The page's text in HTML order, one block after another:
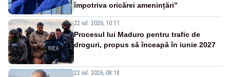
împotriva oricărei amenințări”
22 iul. 2026, 10:11
Procesul lui Maduro pentru trafic de
droguri, propus să înceapă în iunie 2027
22 iul. 2026, 08:18